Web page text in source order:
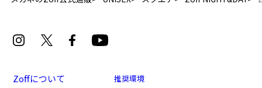
Zoffについて
推奨環境